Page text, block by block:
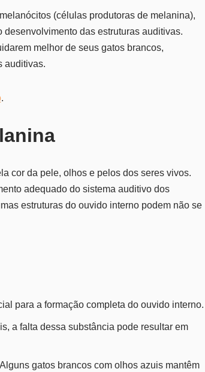
(células produtoras de melanina),
das estruturas auditivas.
melhor de seus gatos brancos,
auditivas.
.
cor da pele, olhos e pelos dos seres vivos.
adequado do sistema auditivo dos
estruturas do ouvido interno podem não se
para a formação completa do ouvido interno.
a falta dessa substância pode resultar em
gatos brancos com olhos azuis mantêm